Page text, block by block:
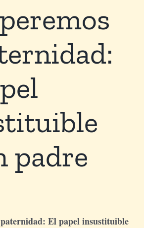
padre
El papel insustituible